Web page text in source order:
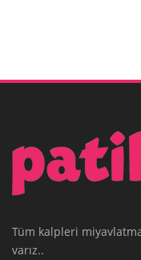
Tüm kalpleri
varız..